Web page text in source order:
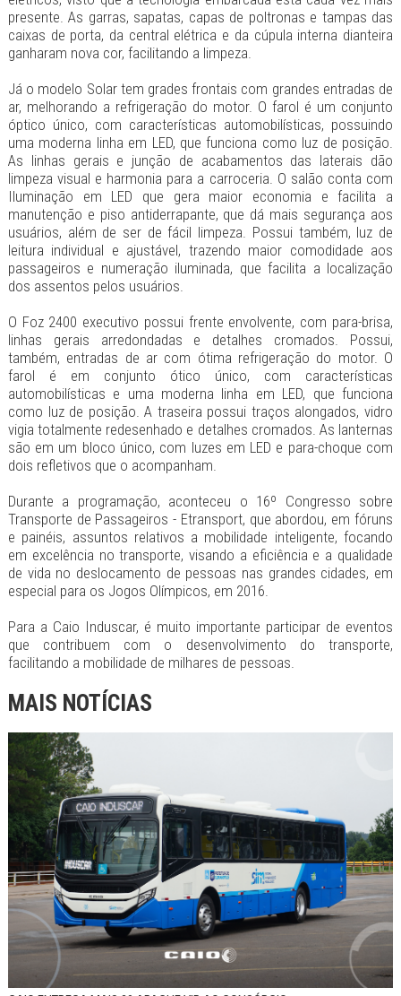
presente. As garras, sapatas, capas de poltronas e tampas das
caixas de porta, da central elétrica e da cúpula interna dianteira
ganharam nova cor, facilitando a limpeza.
Já o modelo Solar tem grades frontais com grandes entradas de
ar, melhorando a refrigeração do motor. O farol é um conjunto
óptico único, com características automobilísticas, possuindo
uma moderna linha em LED, que funciona como luz de posição.
As linhas gerais e junção de acabamentos das laterais dão
limpeza visual e harmonia para a carroceria. O salão conta com
Iluminação em LED que gera maior economia e facilita a
manutenção e piso antiderrapante, que dá mais segurança aos
usuários, além de ser de fácil limpeza. Possui também, luz de
leitura individual e ajustável, trazendo maior comodidade aos
passageiros e numeração iluminada, que facilita a localização
dos assentos pelos usuários.
O Foz 2400 executivo possui frente envolvente, com para-brisa,
linhas gerais arredondadas e detalhes cromados. Possui,
também, entradas de ar com ótima refrigeração do motor. O
farol é em conjunto ótico único, com características
automobilísticas e uma moderna linha em LED, que funciona
como luz de posição. A traseira possui traços alongados, vidro
vigia totalmente redesenhado e detalhes cromados. As lanternas
são em um bloco único, com luzes em LED e para-choque com
dois refletivos que o acompanham.
Durante a programação, aconteceu o 16º Congresso sobre
Transporte de Passageiros - Etransport, que abordou, em fóruns
e painéis, assuntos relativos a mobilidade inteligente, focando
em excelência no transporte, visando a eficiência e a qualidade
de vida no deslocamento de pessoas nas grandes cidades, em
especial para os Jogos Olímpicos, em 2016.
Para a Caio Induscar, é muito importante participar de eventos
que contribuem com o desenvolvimento do transporte,
facilitando a mobilidade de milhares de pessoas.
MAIS NOTÍCIAS